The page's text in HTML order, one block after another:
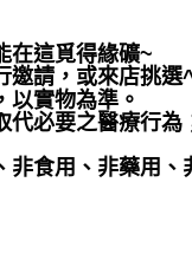
在這覓得緣礦~
邀請，或來店挑選
以實物為準。
代必要之醫療行
食用、非藥用、